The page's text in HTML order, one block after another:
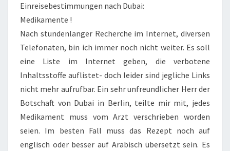
Einreisebestimmungen nach Dubai:
Medikamente !
Nach stundenlanger Recherche im Internet, diversen
Telefonaten, bin ich immer noch nicht weiter. Es soll
eine Liste im Internet geben, die verbotene
Inhaltsstoffe auflistet- doch leider sind jegliche Links
nicht mehr aufrufbar. Ein sehr unfreundlicher Herr der
Botschaft von Dubai in Berlin, teilte mir mit, jedes
Medikament muss vom Arzt verschrieben worden
seien. Im besten Fall muss das Rezept noch auf
englisch oder besser auf Arabisch übersetzt sein. Es